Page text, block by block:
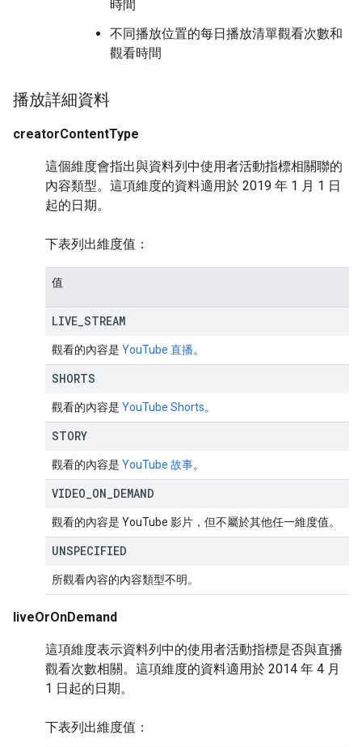
時間
不同播放位置的每日播放清單觀看次數和
觀看時間
播放詳細資料
creatorContentType
這個維度會指出與資料列中使用者活動指標相關聯的
內容類型。這項維度的資料適用於 2019 年 1 月 1 日
起的日期。
下表列出維度值：
值
LIVE STREAM
觀看的內容是 YouTube 直播。
SHORTS
觀看的內容是 YouTube Shorts。
STORY
觀看的內容是 YouTube 故事。
VIDEO ON DEMAND
觀看的內容是 YouTube 影片，但不屬於其他任一維度值。
UNSPECIFIED
所觀看內容的內容類型不明。
liveOrOnDemand
這項維度表示資料列中的使用者活動指標是否與直播
觀看次數相關。這項維度的資料適用於 2014 年 4 月
1 日起的日期。
下表列出維度值：